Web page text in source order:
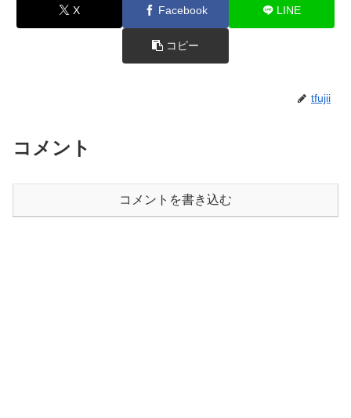
X Facebook LINE
コピー
tfujii
コメント
コメントを書き込む